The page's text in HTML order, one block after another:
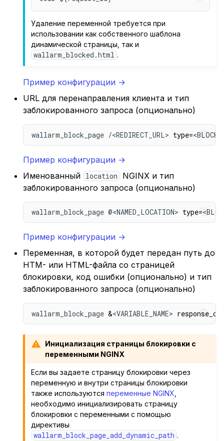
Удаление переменной требуется при
использовании как собственного шаблона
динамической страницы, так и
wallarm_blocked.html .
Пример конфигурации →
URL для перенаправления клиента и тип
заблокированного запроса (опционально)
wallarm_block_page /<REDIRECT_URL> type=
Пример конфигурации →
Именованный location
NGINX и тип
заблокированного запроса (опционально)
wallarm_block_page @<NAMED_LOCATION> type=
Пример конфигурации →
Переменная, в которой будет передан путь до
HTM- или HTML-файла со страницей
блокировки, код ошибки (опционально) и тип
заблокированного запроса (опционально)
wallarm_block_page &<VARIABLE_NAME>
Инициализация страницы блокировки с
переменными NGINX
Если вы задаете страницу блокировки через
переменную и внутри страницы блокировки
также используются переменные NGINX
необходимо инициализировать страницу
блокировки с переменными с помощью
директивы
wallarm_block_page_add_dynamic_path .